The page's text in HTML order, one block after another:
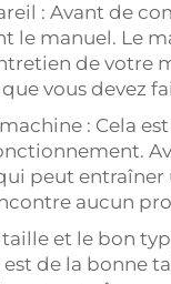
: Avant de
le manuel. Le
de votre
vous devez
: Cela
peut
aucun
et le bon
est de la bonne